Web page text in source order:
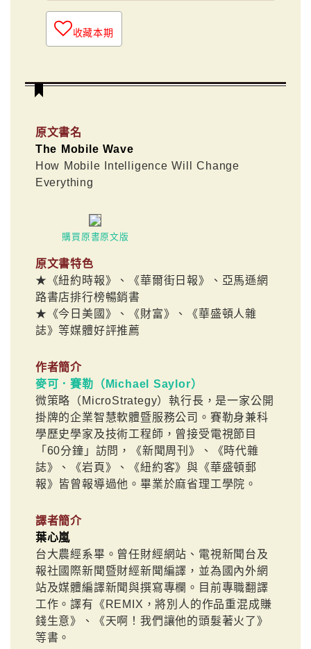
收藏本期
原文書名
The Mobile Wave
How Mobile Intelligence Will Change
Everything
購買原書原文版
原文書特色
★《紐約時報》、《華爾街日報》、亞馬遜網
路書店排行榜暢銷書
★《今日美國》、《財富》、《華盛頓人雜
誌》等媒體好評推薦
作者簡介
麥可．賽勒（Michael Saylor）
微策略（MicroStrategy）執行長，是一家公開
掛牌的企業智慧軟體暨服務公司。賽勒身兼科
學歷史學家及技術工程師，曾接受電視節目
「60分鐘」訪問，《新聞周刊》、《時代雜
誌》、《岩頁》、《紐約客》與《華盛頓郵
報》皆曾報導過他。畢業於麻省理工學院。
譯者簡介
葉心嵐
台大農經系畢。曾任財經網站、電視新聞台及
報社國際新聞暨財經新聞編譯，並為國內外網
站及媒體編譯新聞與撰寫專欄。目前專職翻譯
工作。譯有《REMIX，將別人的作品重混成賺
錢生意》、《天啊！我們讓他的頭髮著火了》
等書。